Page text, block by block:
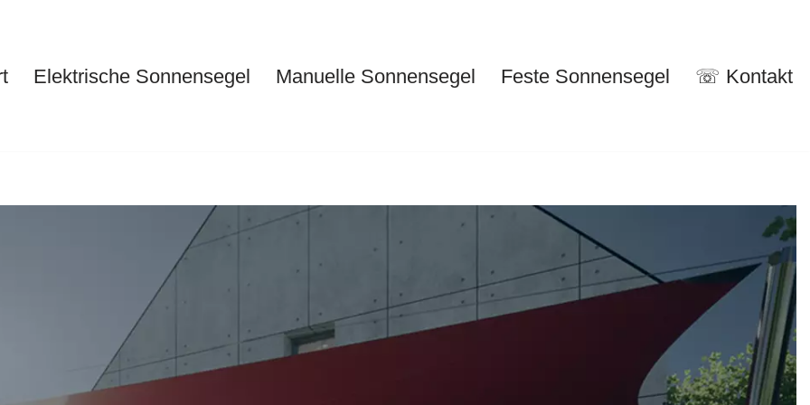
Elektrische Sonnensegel Manuelle Sonnensegel Feste Sonnensegel ☏ Kontakt